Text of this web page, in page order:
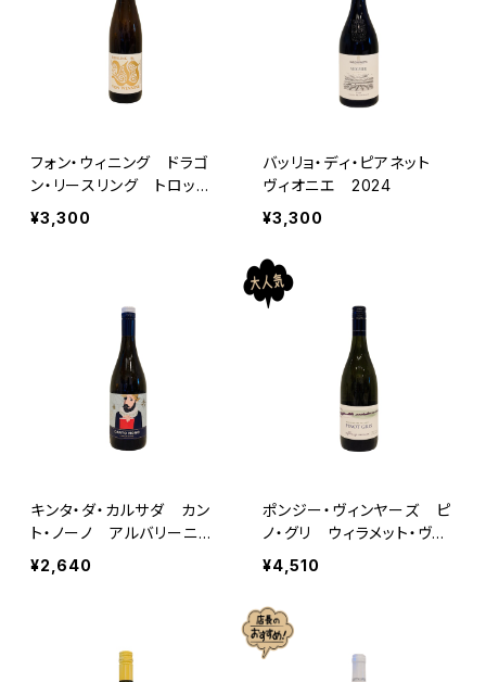
フォン・ウィニング ドラゴ
ン・リースリング トロッケ
ン 2024 ヴァイングー
ト・フォン・ウィニング
¥3,300
バッリョ・ディ・ピアネット
ヴィオニエ 2024
¥3,300
キンタ・ダ・カルサダ カン
ト・ノーノ アルバリーニ
ョ 2024
¥2,640
ポンジー・ヴィンヤーズ ピ
ノ・グリ ウィラメット・ヴァ
レー 2024
¥4,510